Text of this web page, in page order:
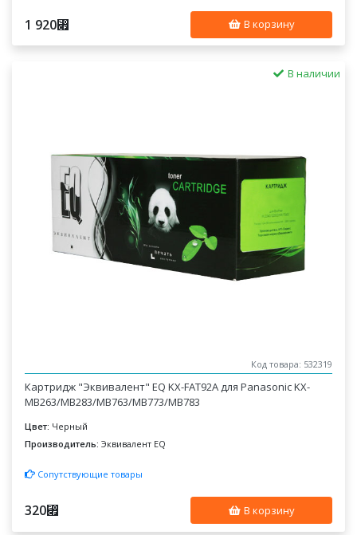
1 920⃏ В корзину
В наличии
Код товара: 532319
Картридж "Эквивалент" EQ KX-FAT92A для Panasonic KX-
MB263/MB283/MB763/MB773/MB783
Цвет: Черный
Производитель: Эквивалент EQ
Сопутствующие товары
320⃏ В корзину